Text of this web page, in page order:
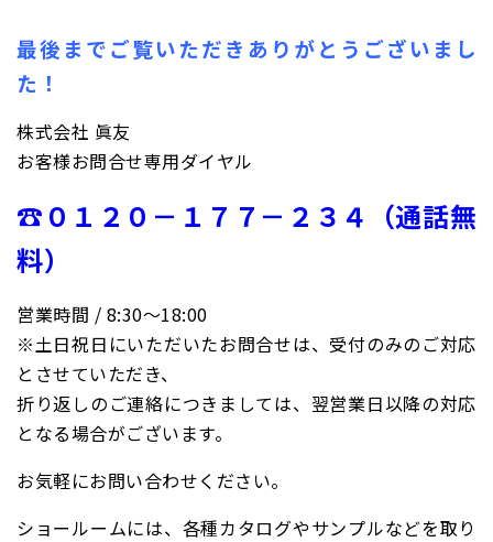
最後までご覧いただきありがとうございまし
た！
株式会社 眞友
お客様お問合せ専用ダイヤル
☎０１２０－１７７－２３４（通話無
料）
営業時間 / 8:30〜18:00
※土日祝日にいただいたお問合せは、受付のみのご対応
とさせていただき、
折り返しのご連絡につきましては、翌営業日以降の対応
となる場合がございます。
お気軽にお問い合わせください。
ショールームには、各種カタログやサンプルなどを取り